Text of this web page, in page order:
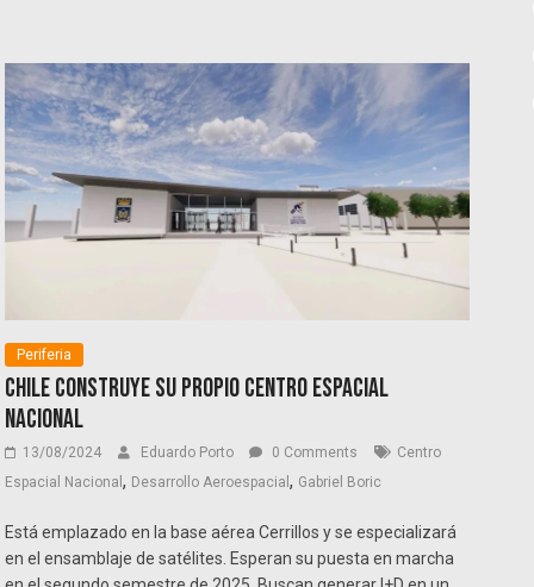
Periferia
Chile construye su propio Centro Espacial
Nacional
13/08/2024 Eduardo Porto 0 Comments
Centro
Espacial Nacional, Desarrollo Aeroespacial, Gabriel Boric
Está emplazado en la base aérea Cerrillos y se especializará
en el ensamblaje de satélites. Esperan su puesta en marcha